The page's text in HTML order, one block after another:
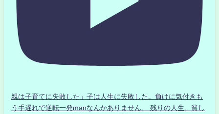
親は子育てに失敗した」子は人生に失敗した。負けに気付きも
う手遅れで逆転一発manなんかありません、 残りの人生、貧し